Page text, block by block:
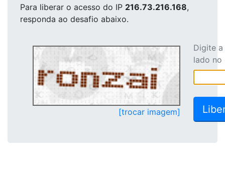
Para liberar o acesso do IP 216.73.216.168,
responda ao desafio abaixo.
[trocar imagem]
Digite
lado no